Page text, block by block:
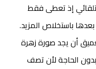
تلقائي إذ تعطى فقط
بعدها باستخلاص المزيد.
أن يجد صورة زهرة
الحاجة لأن تصف